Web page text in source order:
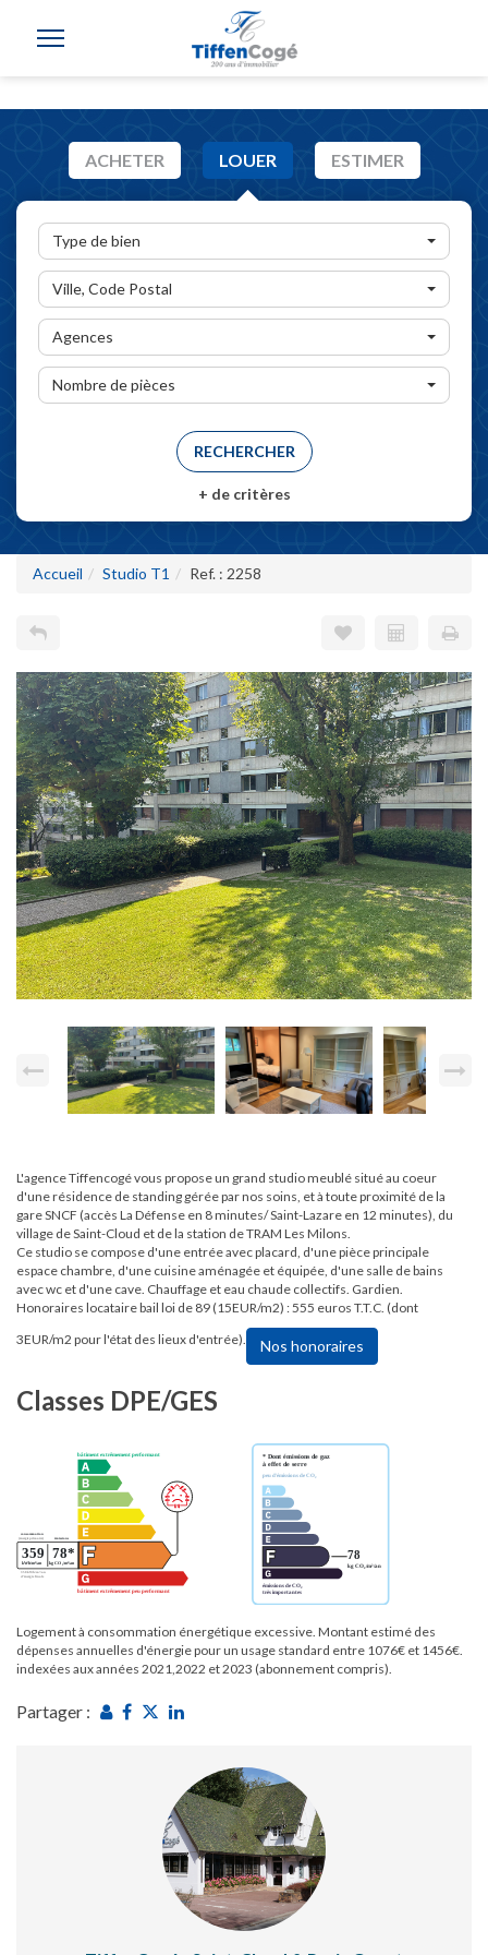
ACHETER LOUER ESTIMER
Type de bien
Ville, Code Postal
Agences
Nombre de pièces
+ de critères
Accueil Studio T1 Ref. : 2258
L'agence Tiffencogé vous propose un grand studio meublé situé au coeur
d'une résidence de standing gérée par nos soins, et à toute proximité de la
gare SNCF (accès La Défense en 8 minutes/ Saint-Lazare en 12 minutes), du
village de Saint-Cloud et de la station de TRAM Les Milons.
Ce studio se compose d'une entrée avec placard, d'une pièce principale
espace chambre, d'une cuisine aménagée et équipée, d'une salle de bains
avec wc et d'une cave. Chauffage et eau chaude collectifs. Gardien.
Honoraires locataire bail loi de 89 (15EUR/m2) : 555 euros T.T.C. (dont
3EUR/m2 pour l'état des lieux d'entrée).
Nos honoraires
Classes DPE/GES
Logement à consommation énergétique excessive. Montant estimé des
dépenses annuelles d'énergie pour un usage standard entre 1076€ et 1456€.
indexées aux années 2021,2022 et 2023 (abonnement compris).
Partager :